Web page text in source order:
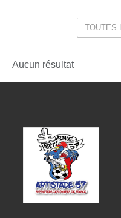
Aucun résultat